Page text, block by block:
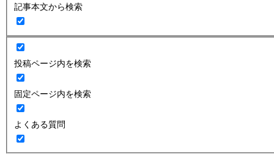
記事本文から検索
投稿ページ内を検索
固定ページ内を検索
よくある質問